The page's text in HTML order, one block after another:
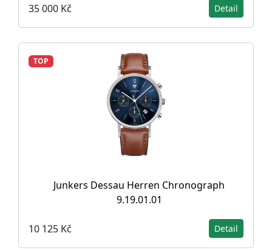
35 000 Kč Detail
TOP
Junkers Dessau Herren Chronograph
9.19.01.01
10 125 Kč Detail